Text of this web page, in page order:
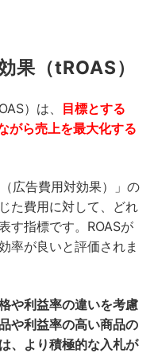
（tROAS）
）は、
目標とする
がら売上を最大化する
広告費用対効果）」の
た費用に対して、どれ
す指標です。ROASが
率が良いと評価されま
や利益率の違いを考慮
や利益率の高い商品の
、より積極的な入札が